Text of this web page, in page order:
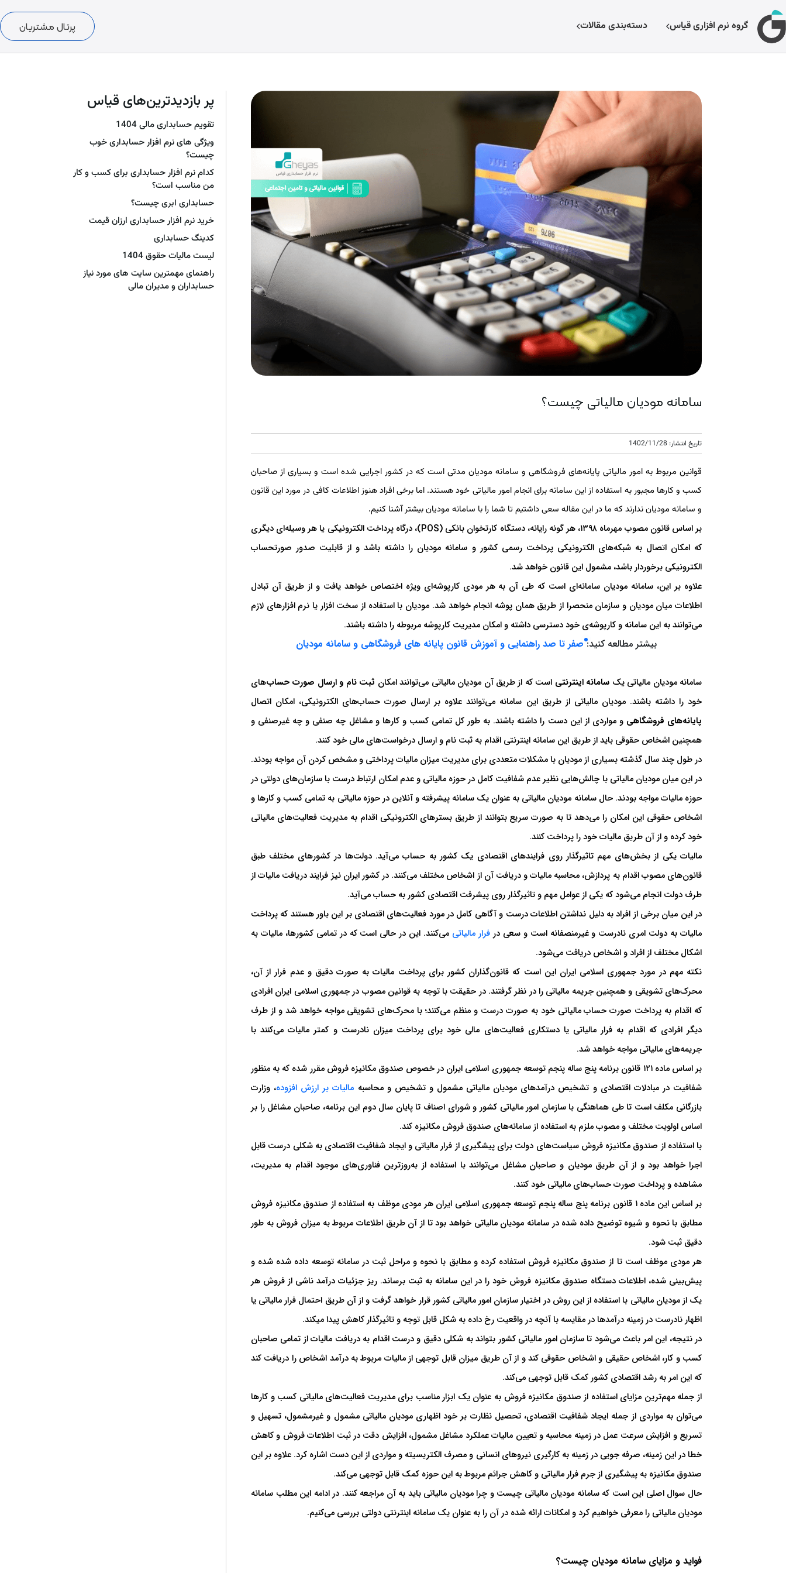
گروه نرم افزاری قیاس دسته‌بندی مقالات پرتال مشتریان
سامانه مودیان مالیاتی چیست؟
تاریخ انتشار: 1402/11/28
قوانین مربوط به امور مالیاتی پایانه‌های فروشگاهی و سامانه مودیان مدتی است که در کشور اجرایی شده است و بسیاری از صاحبان
کسب و کارها مجبور به استفاده از این سامانه برای انجام امور مالیاتی خود هستند. اما برخی افراد هنوز اطلاعات کافی در مورد این قانون
و سامانه مودیان ندارند که ما در این مقاله سعی داشتیم تا شما را با سامانه مودیان بیشتر آشنا کنیم.
بر اساس قانون مصوب مهرماه ۱۳۹۸، هر گونه رایانه، دستگاه کارتخوان بانکی (POS)، درگاه پرداخت الکترونیکی یا هر وسیله‌ای دیگری
که امکان اتصال به شبکه‌های الکترونیکی پرداخت رسمی کشور و سامانه مودیان را داشته باشد و از قابلیت صدور صورتحساب
الکترونیکی برخوردار باشد، مشمول این قانون خواهد شد.
علاوه بر این، سامانه مودیان سامانه‌ای است که طی آن به هر مودی کارپوشه‌ای ویژه اختصاص خواهد یافت و از طریق آن تبادل
اطلاعات میان مودیان و سازمان منحصرا از طریق همان پوشه انجام خواهد شد. مودیان با استفاده از سخت افزار یا نرم افزارهای لازم
می‌توانند به این سامانه و کارپوشه‌ی خود دسترسی داشته و امکان مدیریت کارپوشه مربوطه را داشته باشند.
بیشتر مطالعه کنید:صفر تا صد راهنمایی و آموزش قانون پایانه های فروشگاهی و سامانه مودیان
سامانه مودیان مالیاتی یک سامانه اینترنتی است که از طریق آن مودیان مالیاتی می‌توانند امکان ثبت نام و ارسال صورت حساب‌های
خود را داشته باشند. مودیان مالیاتی از طریق این سامانه می‌توانند علاوه بر ارسال صورت حساب‌های الکترونیکی، امکان اتصال
پایانه‌های فروشگاهی و مواردی از این دست را داشته باشند. به طور کل تمامی کسب و کارها و مشاغل چه صنفی و چه غیرصنفی و
همچنین اشخاص حقوقی باید از طریق این سامانه اینترنتی اقدام به ثبت نام و ارسال درخواست‌های مالی خود کنند.
در طول چند سال گذشته بسیاری از مودیان با مشکلات متعددی برای مدیریت میزان مالیات پرداختی و مشخص کردن آن مواجه بودند.
در این میان مودیان مالیاتی با چالش‌هایی نظیر عدم شفافیت کامل در حوزه مالیاتی و عدم امکان ارتباط درست با سازمان‌های دولتی در
حوزه مالیات مواجه بودند. حال سامانه مودیان مالیاتی به عنوان یک سامانه پیشرفته و آنلاین در حوزه مالیاتی به تمامی کسب و کارها و
اشخاص حقوقی این امکان را می‌دهد تا به صورت سریع بتوانند از طریق بستر‌های الکترونیکی اقدام به مدیریت فعالیت‌های مالیاتی
خود کرده و از آن طریق مالیات خود را پرداخت کنند.
مالیات یکی از بخش‌های مهم تاثیرگذار روی فرایندهای اقتصادی یک کشور به حساب می‌آید. دولت‌ها در کشورهای مختلف طبق
قانون‌های مصوب اقدام به پردازش، محاسبه مالیات و دریافت آن از اشخاص مختلف می‌کنند. در کشور ایران نیز فرایند دریافت مالیات از
طرف دولت انجام می‌شود که یکی از عوامل مهم و تاثیرگذار روی پیشرفت اقتصادی کشور به حساب می‌آید.
در این میان برخی از افراد به دلیل نداشتن اطلاعات درست و آگاهی کامل در مورد فعالیت‌های اقتصادی بر این باور هستند که پرداخت
مالیات به دولت امری نادرست و غیرمنصفانه است و سعی درفرار مالیاتی می‌کنند. این در حالی است که در تمامی کشورها، مالیات به
اشکال مختلف از افراد و اشخاص دریافت می‌شود.
نکته مهم در مورد جمهوری اسلامی ایران این است که قانون‌گذاران کشور برای پرداخت مالیات به صورت دقیق و عدم فرار از آن،
محرک‌های تشویقی و همچنین جریمه مالیاتی را در نظر گرفتند. در حقیقت با توجه به قوانین مصوب در جمهوری اسلامی ایران افرادی
که اقدام به پرداخت صورت حساب مالیاتی خود به صورت درست و منظم می‌کنند؛ با محرک‌های تشویقی مواجه خواهد شد و از طرف
دیگر افرادی که اقدام به فرار مالیاتی یا دستکاری فعالیت‌های مالی خود برای پرداخت میزان نادرست و کمتر مالیات می‌کنند با
جریمه‌های مالیاتی مواجه خواهد شد.
بر اساس ماده ۱۲۱ قانون برنامه پنج ساله پنجم توسعه جمهوری اسلامی ایران در خصوص صندوق مکانیزه فروش مقرر شده که به منظور
شفافیت در مبادلات اقتصادی و تشخیص درآمدهای مودیان مالیاتی مشمول و تشخیص و محاسبه مالیات بر ارزش افزوده، وزارت
بازرگانی مکلف است تا طی هماهنگی با سازمان امور مالیاتی کشور و شورای اصناف تا پایان سال دوم این برنامه، صاحبان مشاغل را بر
اساس اولویت مختلف و مصوب ملزم به استفاده از سامانه‌های صندوق فروش مکانیزه کند.
با استفاده از صندوق مکانیزه فروش سیاست‌های دولت برای پیشگیری از فرار مالیاتی و ایجاد شفافیت اقتصادی به شکلی درست قابل
اجرا خواهد بود و از آن طریق مودیان و صاحبان مشاغل می‌توانند با استفاده از به‌روزترین فناوری‌های موجود اقدام به مدیریت،
مشاهده و پرداخت صورت حساب‌های مالیاتی خود کنند.
بر اساس این ماده ۱ قانون برنامه پنج ساله پنجم توسعه جمهوری اسلامی ایران هر مودی موظف به استفاده از صندوق مکانیزه فروش
مطابق با نحوه و شیوه توضیح داده شده در سامانه مودیان مالیاتی خواهد بود تا از آن طریق اطلاعات مربوط به میزان فروش به طور
دقیق ثبت شود.
هر مودی موظف است تا از صندوق مکانیزه فروش استفاده کرده و مطابق با نحوه و مراحل ثبت در سامانه توسعه داده شده شده و
پیش‌بینی‌ شده، اطلاعات دستگاه صندوق مکانیزه فروش خود را در این سامانه به ثبت برساند. ریز جزئیات درآمد ناشی از فروش هر
یک از مودیان مالیاتی با استفاده از این روش در اختیار سازمان امور مالیاتی کشور قرار خواهد گرفت و از آن طریق احتمال فرار مالیاتی یا
اظهار نادرست در زمینه درآمدها در مقایسه با آنچه در واقعیت رخ داده به شکل قابل توجه و تاثیرگذار کاهش پیدا میکند.
در نتیجه، این امر باعث می‌شود تا سازمان امور مالیاتی کشور بتواند به شکلی دقیق و درست اقدام به دریافت مالیات از تمامی صاحبان
کسب و کار، اشخاص حقیقی و اشخاص حقوقی کند و از آن طریق میزان قابل توجهی از مالیات مربوط به درآمد اشخاص را دریافت کند
که این امر به رشد اقتصادی کشور کمک قابل توجهی می‌کند.
از جمله مهم‌ترین مزایای استفاده از صندوق مکانیزه فروش به عنوان یک ابزار مناسب برای مدیریت فعالیت‌های مالیاتی کسب و کارها
می‌توان به مواردی از جمله ایجاد شفافیت اقتصادی، تحصیل نظارت بر خود اظهاری مودیان مالیاتی مشمول و غیرمشمول، تسهیل و
تسریع و افزایش سرعت عمل در زمینه محاسبه و تعیین مالیات عملکرد مشاغل مشمول، افزایش دقت در ثبت اطلاعات فروش و کاهش
خطا در این زمینه، صرفه جویی در زمینه به کارگیری نیروهای انسانی و مصرف الکتریسیته و مواردی از این دست اشاره کرد. علاوه بر این
صندوق مکانیزه به پیشگیری از جرم فرار مالیاتی و کاهش جرائم مربوط به این حوزه کمک قابل توجهی می‌کند.
حال سوال اصلی این است که سامانه مودیان مالیاتی چیست و چرا مودیان مالیاتی باید به آن مراجعه کنند. در ادامه این مطلب سامانه
مودیان مالیاتی را معرفی خواهیم کرد و امکانات ارائه شده در آن را به عنوان یک سامانه اینترنتی دولتی بررسی می‌کنیم.
فواید و مزایای سامانه مودیان چیست؟
پر بازدیدترین‌های قیاس
تقویم حسابداری مالی 1404
ویژگی های نرم افزار حسابداری خوب
چیست؟
کدام نرم افزار حسابداری برای کسب و کار
من مناسب است؟
حسابداری ابری چیست؟
خرید نرم افزار حسابداری ارزان قیمت
کدینگ حسابداری
لیست مالیات حقوق 1404
راهنمای مهمترین سایت های مورد نیاز
حسابداران و مدیران مالی